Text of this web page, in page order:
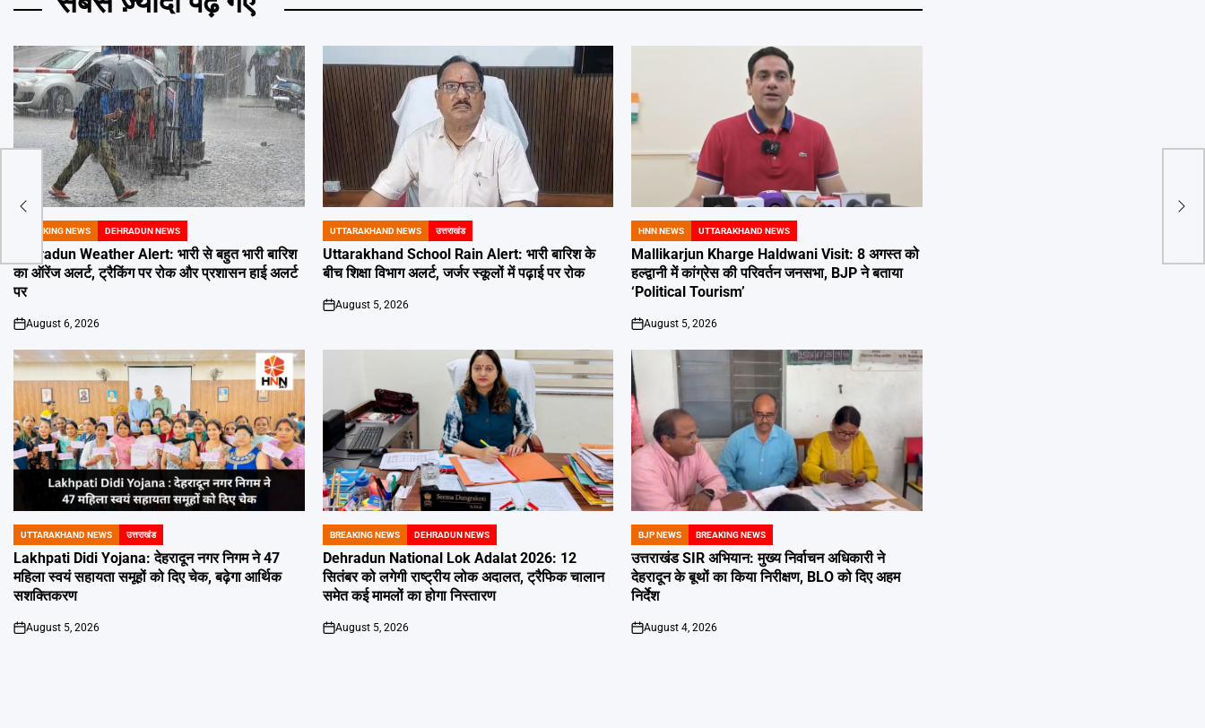
POSTED
BREAKING NEWS DEHRADUN NEWS
Dehradun Weather Alert: भारी से बहुत भारी बारिश
का ऑरेंज अलर्ट, ट्रैकिंग पर रोक और प्रशासन हाई अलर्ट
पर
on
August 6, 2026
POSTED
IN
UTTARAKHAND NEWS उत्तराखंड
Uttarakhand School Rain Alert: भारी बारिश के
बीच शिक्षा विभाग अलर्ट, जर्जर स्कूलों में पढ़ाई पर रोक
on
August 5, 2026
POSTED
IN
HNN NEWS UTTARAKHAND NEWS
Mallikarjun Kharge Haldwani Visit: 8 अगस्त को
हल्द्वानी में कांग्रेस की परिवर्तन जनसभा, BJP ने बताया
‘Political Tourism’
on
August 5, 2026
POSTED
IN
UTTARAKHAND NEWS उत्तराखंड
Lakhpati Didi Yojana: देहरादून नगर निगम ने 47
महिला स्वयं सहायता समूहों को दिए चेक, बढ़ेगा आर्थिक
सशक्तिकरण
on
August 5, 2026
POSTED
IN
BREAKING NEWS DEHRADUN NEWS
Dehradun National Lok Adalat 2026: 12
सितंबर को लगेगी राष्ट्रीय लोक अदालत, ट्रैफिक चालान
समेत कई मामलों का होगा निस्तारण
on
August 5, 2026
POSTED
IN
BJP NEWS BREAKING NEWS
उत्तराखंड SIR अभियान: मुख्य निर्वाचन अधिकारी ने
देहरादून के बूथों का किया निरीक्षण, BLO को दिए अहम
निर्देश
on
August 4, 2026